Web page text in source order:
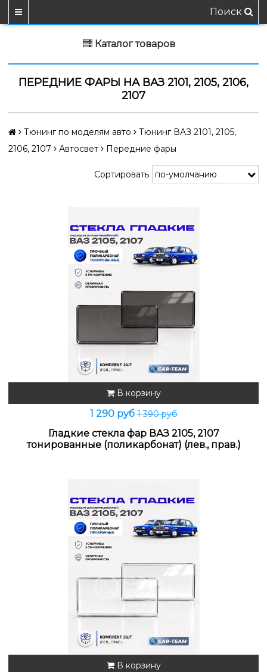
Поиск
Каталог товаров
ПЕРЕДНИЕ ФАРЫ НА ВАЗ 2101, 2105, 2106,
2107
Тюнинг по моделям авто
Тюнинг ВАЗ 2101, 2105,
2106, 2107
Автосвет Передние фары
Сортировать
В корзину
1 290 руб1 390 руб
Гладкие стекла фар ВАЗ 2105, 2107
тонированные (поликарбонат) (лев., прав.)
В корзину